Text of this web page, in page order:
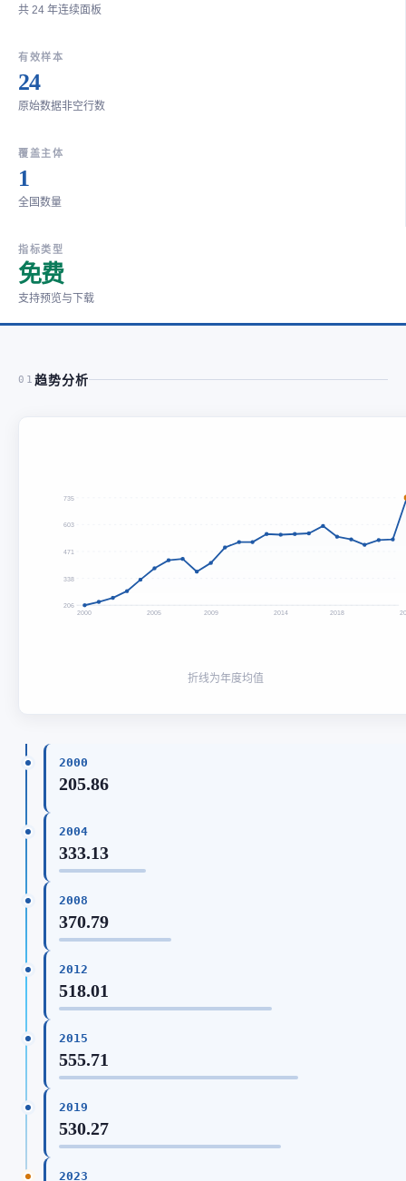
共 24 年连续面板
有效样本
24
原始数据非空行数
覆盖主体
1
全国数量
指标类型
免费
支持预览与下载
01 趋势分析
735
603
471
338
206
2000 2005 2009 2014 2018
折线为年度均值
2000
205.86
2004
333.13
2008
370.79
2012
518.01
2015
555.71
2019
530.27
2023